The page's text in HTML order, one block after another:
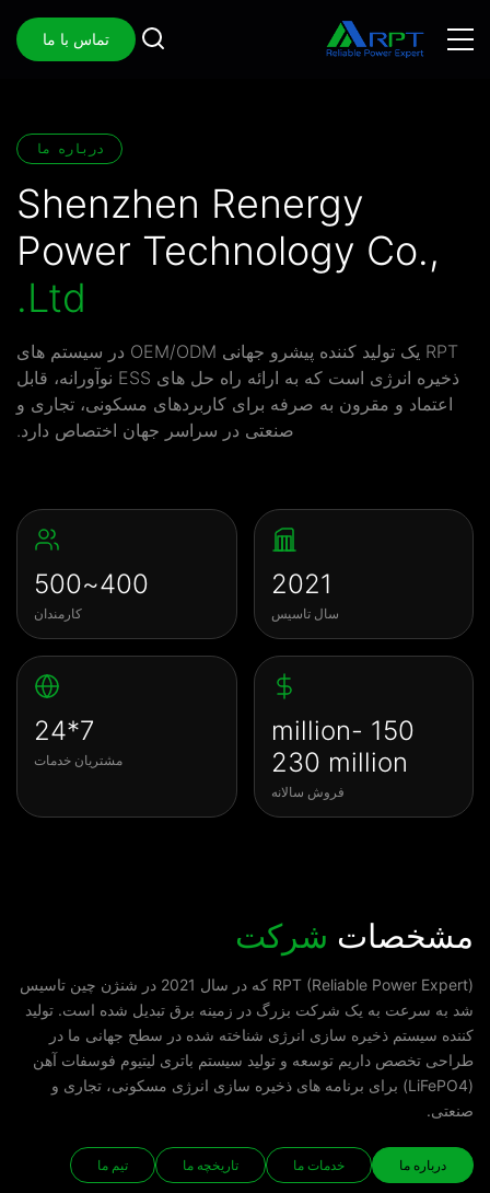
تماس با ما
درباره ما
Shenzhen Renergy
Power Technology Co.,
Ltd.
RPT یک تولید کننده پیشرو جهانی OEM/ODM در سیستم های
ذخیره انرژی است که به ارائه راه حل های ESS نوآورانه، قابل
اعتماد و مقرون به صرفه برای کاربردهای مسکونی، تجاری و
صنعتی در سراسر جهان اختصاص دارد.
2021
سال تاسیس
400~500
کارمندان
150 million-
230 million
فروش سالانه
7*24
مشتریان خدمات
مشخصات شرکت
RPT (Reliable Power Expert) که در سال 2021 در شنژن چین تاسیس
شد به سرعت به یک شرکت بزرگ در زمینه برق تبدیل شده است. تولید
کننده سیستم ذخیره سازی انرژی شناخته شده در سطح جهانی ما در
طراحی تخصص داریم توسعه و تولید سیستم باتری لیتیوم فوسفات آهن
(LiFePO4) برای برنامه های ذخیره سازی انرژی مسکونی، تجاری و
صنعتی.
درباره ما خدمات ما تاریخچه ما تیم ما